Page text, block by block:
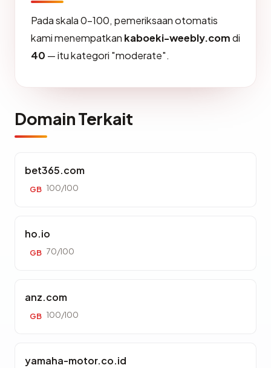
Pada skala 0-100, pemeriksaan otomatis
kami menempatkan kaboeki-weebly.comdi
40 — itu kategori "moderate".
Domain Terkait
bet365.com
GB 100/100
ho.io
GB 70/100
anz.com
GB 100/100
yamaha-motor.co.id